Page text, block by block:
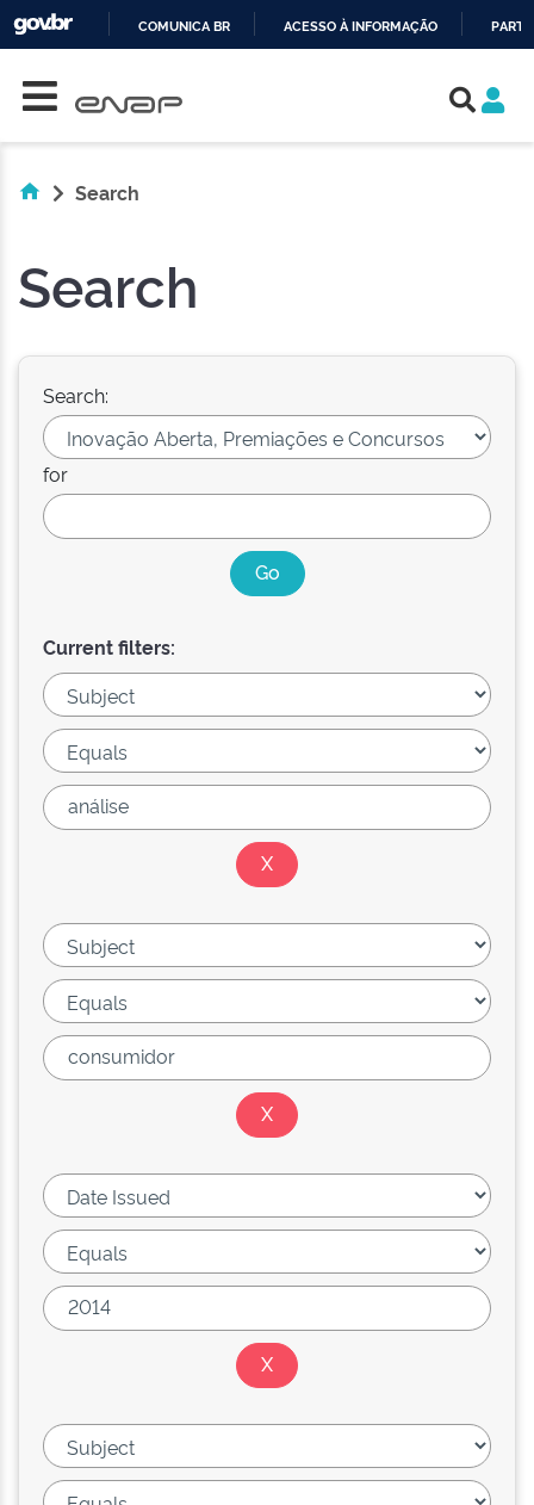
COMUNICA BR ACESSO À INFORMAÇÃO
Search
Search
Search:
for
Current filters: